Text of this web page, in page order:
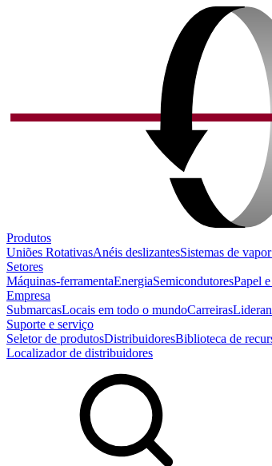
Produtos
Uniões RotativasAnéis deslizantesSistemas de
Setores
Máquinas-ferramentaEnergiaSemicondutoresPapel
Empresa
SubmarcasLocais em todo o mundoCarreiras
Suporte e serviço
Seletor de produtosDistribuidoresBiblioteca de
Localizador de distribuidores